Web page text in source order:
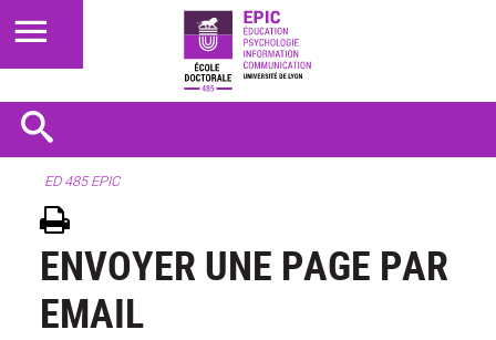
ED 485 EPIC
ENVOYER UNE PAGE PAR
EMAIL